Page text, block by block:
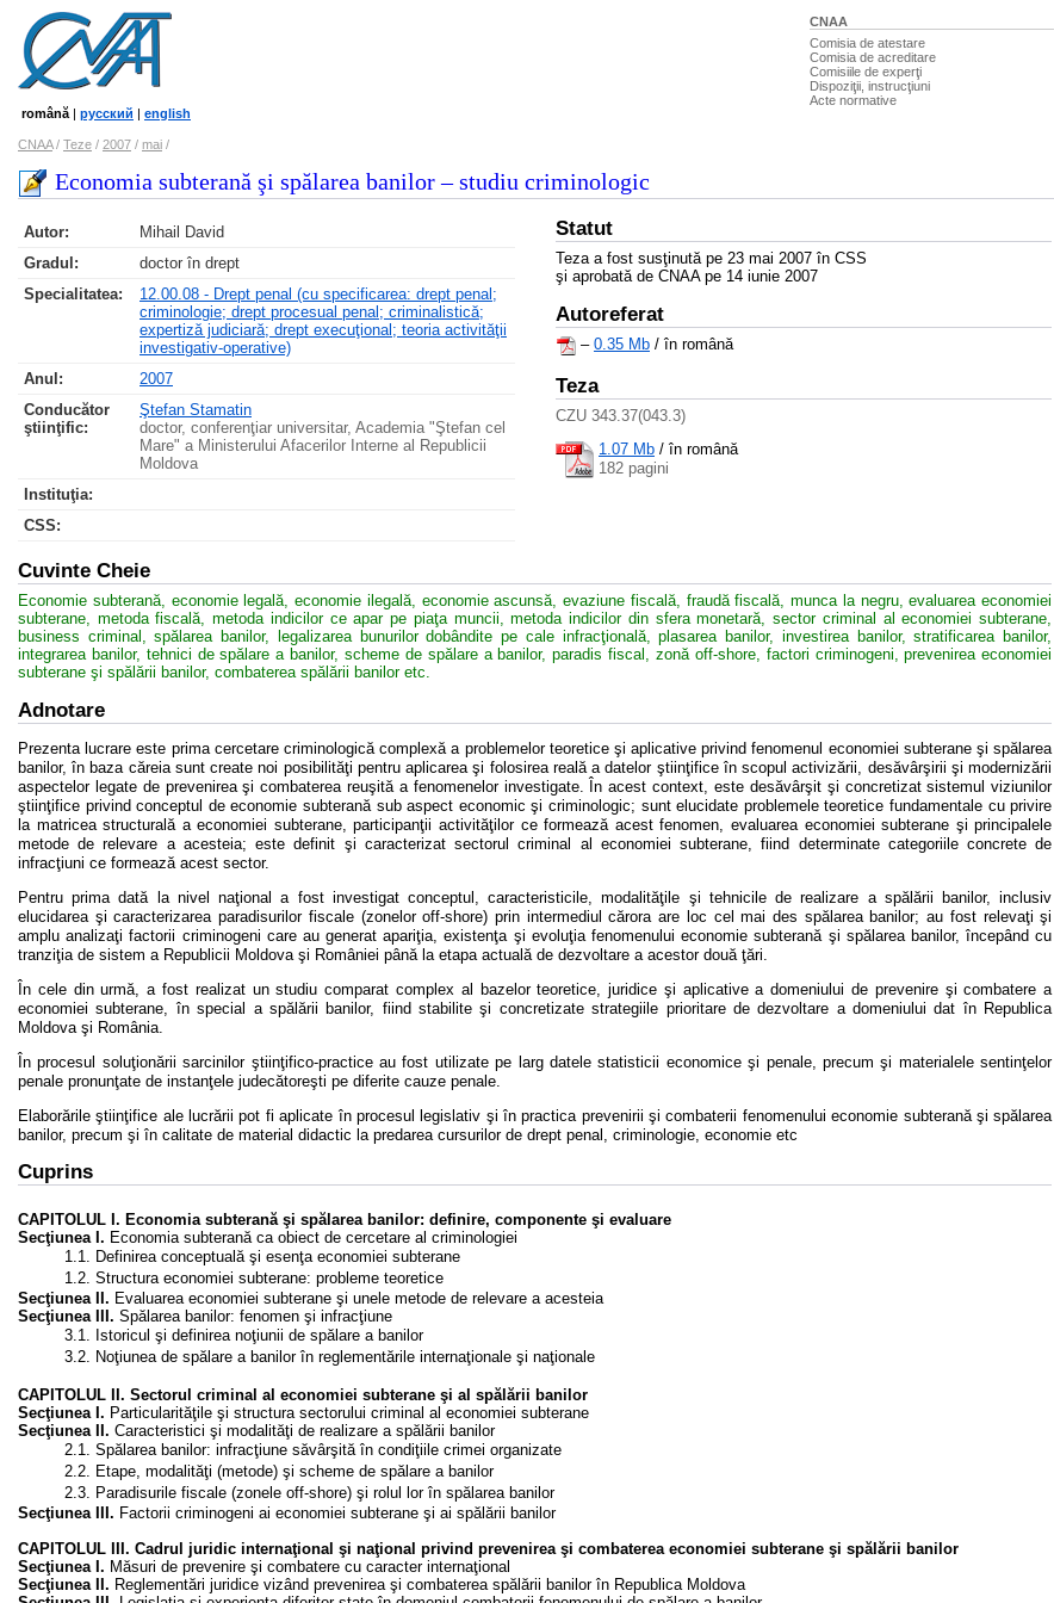
CNAA
Comisia de atestare
Comisia de acreditare
Comisiile de experţi
Dispoziţii, instrucţiuni
Acte normative
română | русский | english
CNAA/ Teze / 2007 / mai /
Economia subterană şi spălarea banilor – studiu criminologic
Autor:
Mihail David
Gradul:
doctor în drept
Specialitatea:
12.00.08 - Drept penal (cu specificarea: drept penal;
criminologie; drept procesual penal; criminalistică;
expertiză judiciară; drept execuţional; teoria activităţii
investigativ-operative)
Anul:
2007
Conducător
ştiinţific:
Ştefan Stamatin
doctor, conferenţiar universitar, Academia "Ştefan cel
Mare" a Ministerului Afacerilor Interne al Republicii
Moldova
Instituţia:
CSS:
Statut
Teza a fost susţinută pe 23 mai 2007 în CSS
şi aprobată de CNAA pe 14 iunie 2007
Autoreferat
– 0.35 Mb / în română
Teza
CZU 343.37(043.3)
1.07 Mb / în română
182 pagini
Cuvinte Cheie
Economie subterană, economie legală, economie ilegală, economie ascunsă, evaziune fiscală, fraudă fiscală, munca la negru, evaluarea economiei
subterane, metoda fiscală, metoda indicilor ce apar pe piaţa muncii, metoda indicilor din sfera monetară, sector criminal al economiei subterane,
business criminal, spălarea banilor, legalizarea bunurilor dobândite pe cale infracţională, plasarea banilor, investirea banilor, stratificarea banilor,
integrarea banilor, tehnici de spălare a banilor, scheme de spălare a banilor, paradis fiscal, zonă off-shore, factori criminogeni, prevenirea economiei
subterane şi spălării banilor, combaterea spălării banilor etc.
Adnotare
Prezenta lucrare este prima cercetare criminologică complexă a problemelor teoretice şi aplicative privind fenomenul economiei subterane şi spălarea
banilor, în baza căreia sunt create noi posibilităţi pentru aplicarea şi folosirea reală a datelor ştiinţifice în scopul activizării, desăvârşirii şi modernizării
aspectelor legate de prevenirea şi combaterea reuşită a fenomenelor investigate. În acest context, este desăvârşit şi concretizat sistemul viziunilor
ştiinţifice privind conceptul de economie subterană sub aspect economic şi criminologic; sunt elucidate problemele teoretice fundamentale cu privire
la matricea structurală a economiei subterane, participanţii activităţilor ce formează acest fenomen, evaluarea economiei subterane şi principalele
metode de relevare a acesteia; este definit şi caracterizat sectorul criminal al economiei subterane, fiind determinate categoriile concrete de
infracţiuni ce formează acest sector.
Pentru prima dată la nivel naţional a fost investigat conceptul, caracteristicile, modalităţile şi tehnicile de realizare a spălării banilor, inclusiv
elucidarea şi caracterizarea paradisurilor fiscale (zonelor off-shore) prin intermediul cărora are loc cel mai des spălarea banilor; au fost relevaţi şi
amplu analizaţi factorii criminogeni care au generat apariţia, existenţa şi evoluţia fenomenului economie subterană şi spălarea banilor, începând cu
tranziţia de sistem a Republicii Moldova şi României până la etapa actuală de dezvoltare a acestor două ţări.
În cele din urmă, a fost realizat un studiu comparat complex al bazelor teoretice, juridice şi aplicative a domeniului de prevenire şi combatere a
economiei subterane, în special a spălării banilor, fiind stabilite şi concretizate strategiile prioritare de dezvoltare a domeniului dat în Republica
Moldova şi România.
În procesul soluţionării sarcinilor ştiinţifico-practice au fost utilizate pe larg datele statisticii economice şi penale, precum şi materialele sentinţelor
penale pronunţate de instanţele judecătoreşti pe diferite cauze penale.
Elaborările ştiinţifice ale lucrării pot fi aplicate în procesul legislativ şi în practica prevenirii şi combaterii fenomenului economie subterană şi spălarea
banilor, precum şi în calitate de material didactic la predarea cursurilor de drept penal, criminologie, economie etc
Cuprins
CAPITOLUL I. Economia subterană şi spălarea banilor: definire, componente şi evaluare
Secţiunea I. Economia subterană ca obiect de cercetare al criminologiei
1.1. Definirea conceptuală şi esenţa economiei subterane
1.2. Structura economiei subterane: probleme teoretice
Secţiunea II. Evaluarea economiei subterane şi unele metode de relevare a acesteia
Secţiunea III. Spălarea banilor: fenomen şi infracţiune
3.1. Istoricul şi definirea noţiunii de spălare a banilor
3.2. Noţiunea de spălare a banilor în reglementările internaţionale şi naţionale
CAPITOLUL II. Sectorul criminal al economiei subterane şi al spălării banilor
Secţiunea I. Particularităţile şi structura sectorului criminal al economiei subterane
Secţiunea II. Caracteristici şi modalităţi de realizare a spălării banilor
2.1. Spălarea banilor: infracţiune săvârşită în condiţiile crimei organizate
2.2. Etape, modalităţi (metode) şi scheme de spălare a banilor
2.3. Paradisurile fiscale (zonele off-shore) şi rolul lor în spălarea banilor
Secţiunea III. Factorii criminogeni ai economiei subterane şi ai spălării banilor
CAPITOLUL III. Cadrul juridic internaţional şi naţional privind prevenirea şi combaterea economiei subterane şi spălării banilor
Secţiunea I. Măsuri de prevenire şi combatere cu caracter internaţional
Secţiunea II. Reglementări juridice vizând prevenirea şi combaterea spălării banilor în Republica Moldova